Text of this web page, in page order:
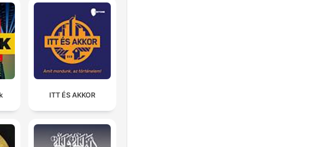
ITT ÉS AKKOR